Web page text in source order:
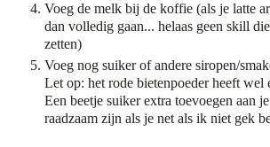
Voeg de melk bij de koffie (als je latte
dan volledig gaan... helaas geen skill
zetten)
Voeg nog suiker of andere siropen/
Let op: het rode bietenpoeder heeft wel
Een beetje suiker extra toevoegen aan
raadzaam zijn als je net als ik niet gek